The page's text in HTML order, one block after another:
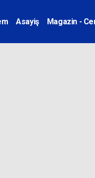
Asayiş Magazin -